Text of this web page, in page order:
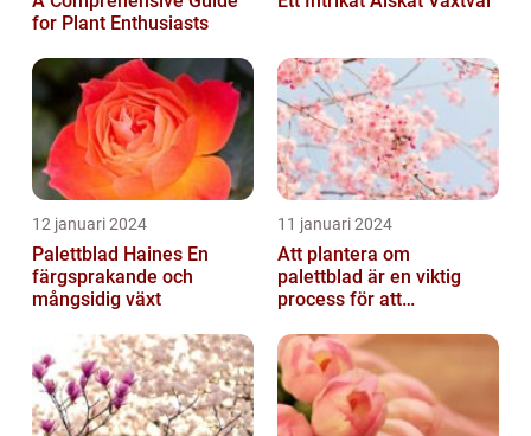
for Plant Enthusiasts
12 januari 2024
Palettblad Haines En
färgsprakande och
mångsidig växt
11 januari 2024
Att plantera om
palettblad är en viktig
process för att
överlevnad och tillväxt...